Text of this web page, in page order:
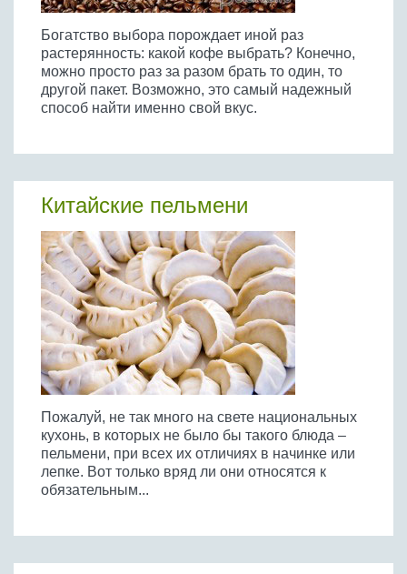
Богатство выбора порождает иной раз
растерянность: какой кофе выбрать? Конечно,
можно просто раз за разом брать то один, то
другой пакет. Возможно, это самый надежный
способ найти именно свой вкус.
Китайские пельмени
Пожалуй, не так много на свете национальных
кухонь, в которых не было бы такого блюда –
пельмени, при всех их отличиях в начинке или
лепке. Вот только вряд ли они относятся к
обязательным...